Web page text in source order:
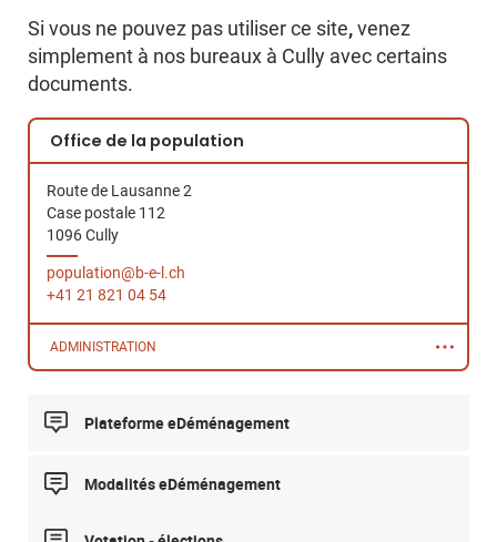
Si vous ne pouvez pas utiliser ce site,venez
simplement à nos bureaux à Cully avec certains
documents.
Office de la population
Route de Lausanne 2
Case postale 112
1096 Cully
population@b-e-l.ch
+41 21 821 04 54
ADMINISTRATION
Plateforme eDéménagement
Modalités eDéménagement